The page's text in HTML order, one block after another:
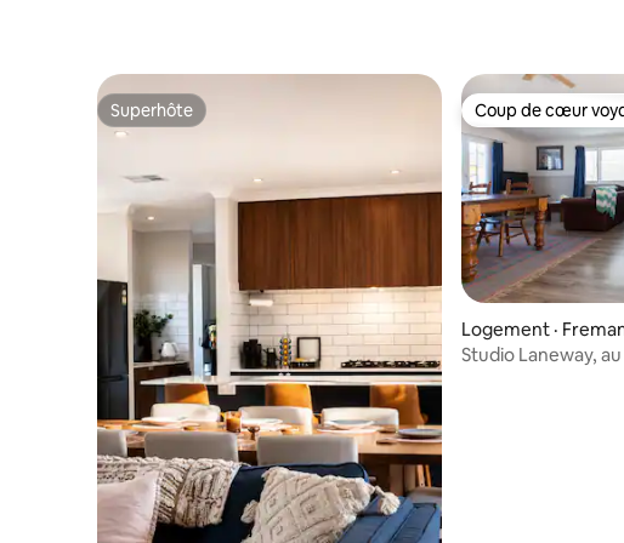
Superhôte
Superhôte Coup de cœur
Coup de cœur
Logement ·
Studio Laneway,